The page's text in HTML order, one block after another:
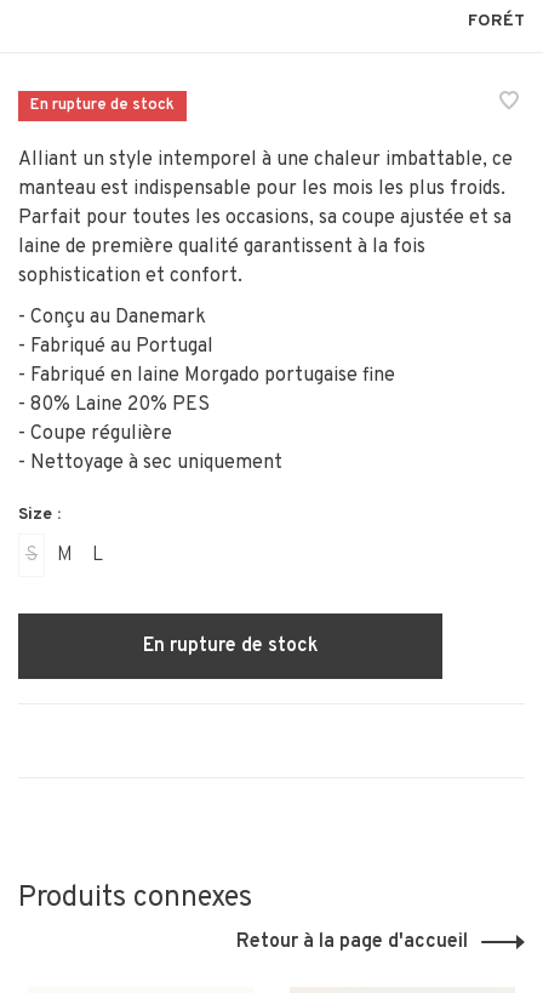
FORÉT
En rupture de stock
Alliant un style intemporel à une chaleur imbattable, ce
manteau est indispensable pour les mois les plus froids.
Parfait pour toutes les occasions, sa coupe ajustée et sa
laine de première qualité garantissent à la fois
sophistication et confort.
- Conçu au Danemark
- Fabriqué au Portugal
- Fabriqué en laine Morgado portugaise fine
- 80% Laine 20% PES
- Coupe régulière
- Nettoyage à sec uniquement
Size :
S M L
En rupture de stock
Produits connexes
Retour à la page d'accueil